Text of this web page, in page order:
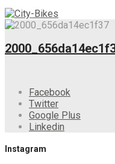
Facebook
Twitter
Google Plus
Linkedin
Instagram